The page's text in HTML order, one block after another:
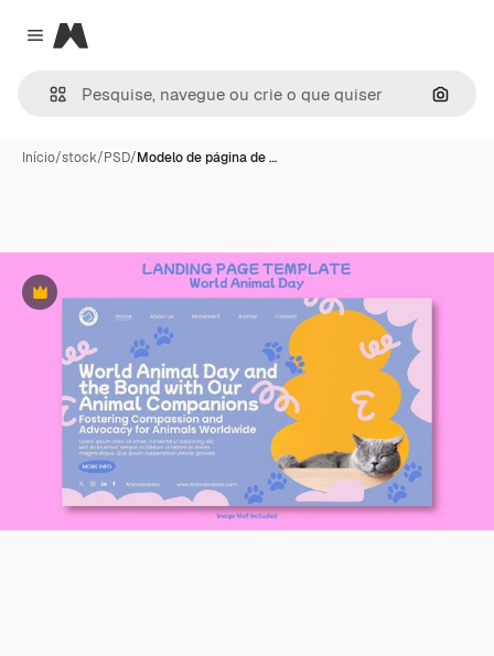
Close menu
Magnific
Início/stock/PSD/Modelo de página de …
Premium